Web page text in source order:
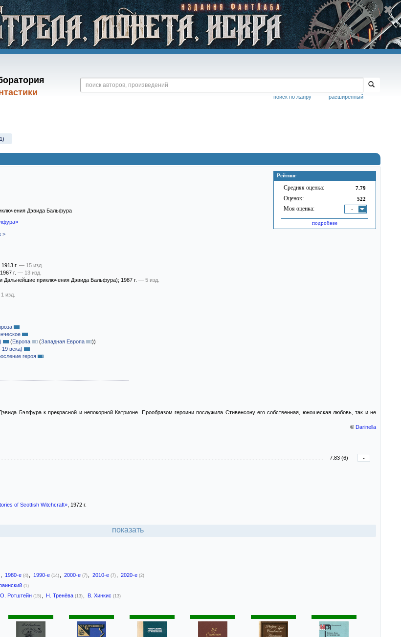
расширенный
поиск по жанру
Рейтинг
Средняя оценка: 7.79
Оценок: 522
Моя оценка: -
подробнее
Дэвида Бальфура
>
1913 г. — 15 изд.
г. — 13 изд.
Дальнейшие приключения Дэвида Бальфура); 1987 г. — 5 изд.
изд.
(Европа (Западная Европа ))
века)
героя
Бэлфура к прекрасной и непокорной Катрионе. Прообразом героини послужила Стивенсону его собственная, юношеская любовь, так и не
© Darinella
7.83 (6) -
of Scottish Witchcraft», 1972 г.
показать
1980-е (4) 1990-е (14) 2000-е (7) 2010-е (7) 2020-е (2)
(1)
О. Ротштейн (15) Н. Тренёва (13) В. Хинкис (13)